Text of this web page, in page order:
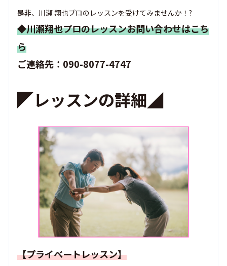
是非、川瀬 翔也プロのレッスンを受けてみませんか！?
◆川瀬翔也プロのレッスンお問い合わせはこち
ら
ご連絡先：090-8077-4747
◤レッスンの詳細◢
【プライベートレッスン】